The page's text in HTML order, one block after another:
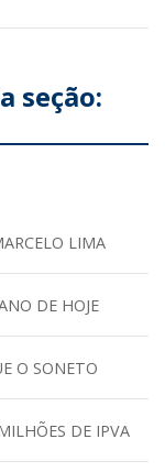
seção:
LIMA
DE HOJE
O SONETO
DE IPVA